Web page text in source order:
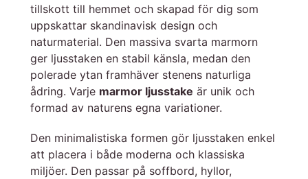
tillskott till hemmet och skapad för dig som
uppskattar skandinavisk design och
naturmaterial. Den massiva svarta marmorn
ger ljusstaken en stabil känsla, medan den
polerade ytan framhäver stenens naturliga
ådring. Varje marmor ljusstake är unik och
formad av naturens egna variationer.
Den minimalistiska formen gör ljusstaken enkel
att placera i både moderna och klassiska
miljöer. Den passar på soffbord, hyllor,